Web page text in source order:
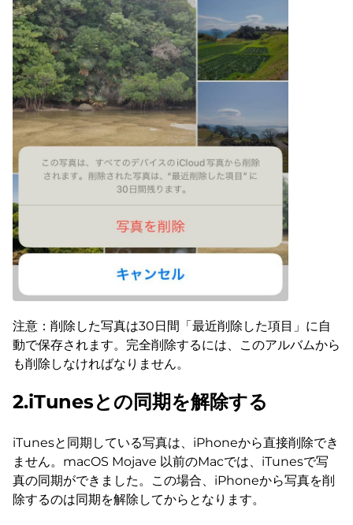
注意：削除した写真は30日間「最近削除した項目」に自
動で保存されます。完全削除するには、このアルバムから
も削除しなければなりません。
2.iTunesとの同期を解除する
iTunesと同期している写真は、iPhoneから直接削除でき
ません。macOS Mojave 以前のMacでは、iTunesで写
真の同期ができました。この場合、iPhoneから写真を削
除するのは同期を解除してからとなります。